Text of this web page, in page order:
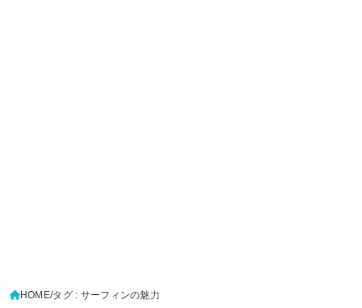
HOME タグ : サーフィンの魅力